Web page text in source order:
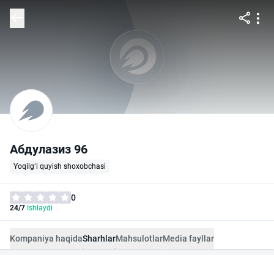
Абдулазиз 96
Yoqilg‘i quyish shoxobchasi
0
24/7 Ishlaydi
Kompaniya haqidaSharhlarMahsulotlarMedia fayllar